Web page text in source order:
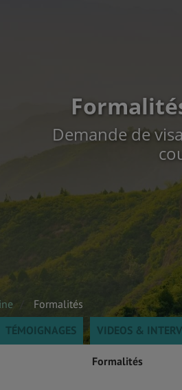
Demande de
Formalités
TÉMOIGNAGES VIDEOS &
Formalités